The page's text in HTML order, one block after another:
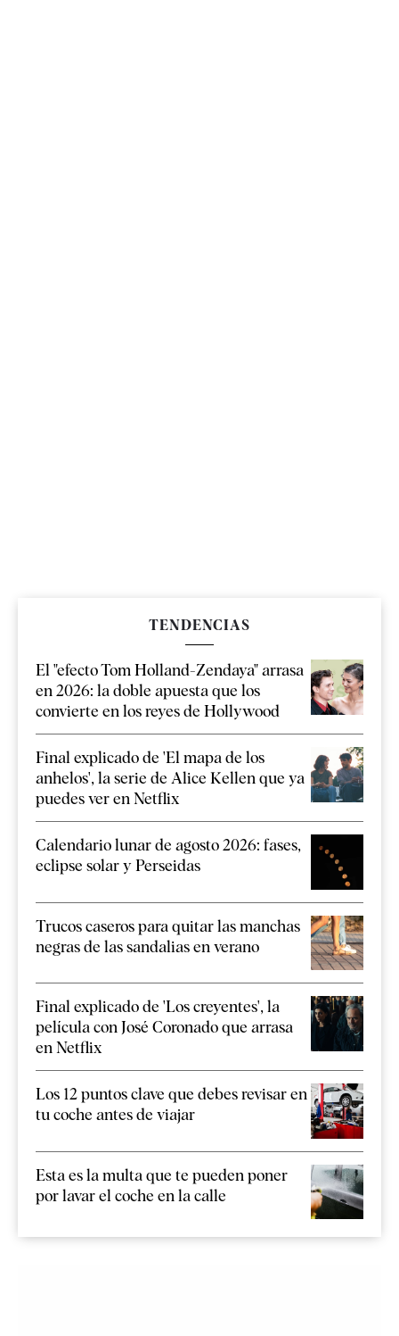
TENDENCIAS
El "efecto Tom Holland-Zendaya" arrasa
en 2026: la doble apuesta que los
convierte en los reyes de Hollywood
Final explicado de 'El mapa de los
anhelos', la serie de Alice Kellen que ya
puedes ver en Netflix
Calendario lunar de agosto 2026: fases,
eclipse solar y Perseidas
Trucos caseros para quitar las manchas
negras de las sandalias en verano
Final explicado de 'Los creyentes', la
película con José Coronado que arrasa
en Netflix
Los 12 puntos clave que debes revisar en
tu coche antes de viajar
Esta es la multa que te pueden poner
por lavar el coche en la calle